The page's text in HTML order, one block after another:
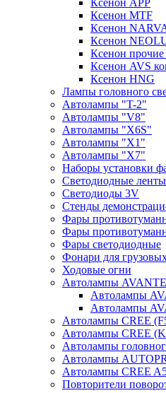
Ксенон APP
Ксенон MTF
Ксенон
Ксенон
Ксенон
Ксенон AVS
Ксенон HNG
Лампы головного
Автолампы "T-2"
Автолампы "V8"
Автолампы "X6S"
Автолампы "Х1"
Автолампы "Х7"
Наборы установки
Светодиодные ленты
Светодиоды 3V
Стенды
Фары
Фары
Фары светодиодные
Фонари для
Ходовые огни
Автолампы
Автолампы
Автолампы
Автолампы CREE
Автолампы CREE
Автолампы
Автолампы
Автолампы CREE
Повторители